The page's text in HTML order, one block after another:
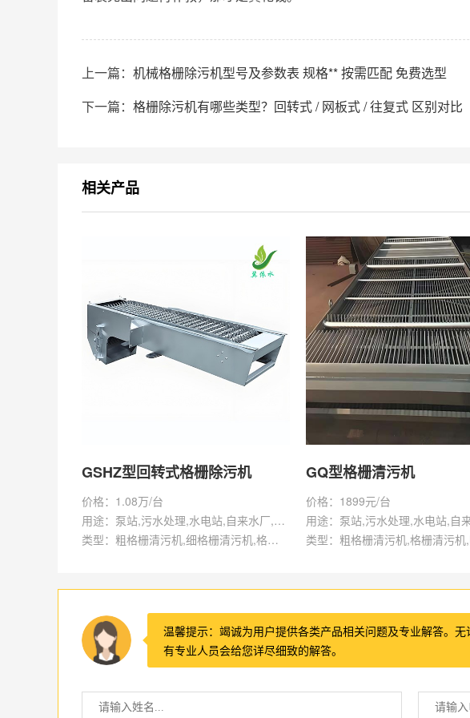
上一篇： 机械格栅除污机型号及参数表 规格** 按需匹配 免费选型
下一篇： 格栅除污机有哪些类型？回转式 / 网板式 / 往复式 区别对比
相关产品
GSHZ型回转式格栅除污机
价格：1.08万/台
用途：泵站,污水处理,水电站,自来水厂,渠道,水产养殖,化工,纺织,给排水工程
类型：粗格栅清污机,细格栅清污机,格栅清污机,回转式清污机
GQ型格栅清污机
价格：1899元/台
温馨提示：竭诚为用户提供各类产品相关问题及专业解答。
有专业人员会给您详尽细致的解答。